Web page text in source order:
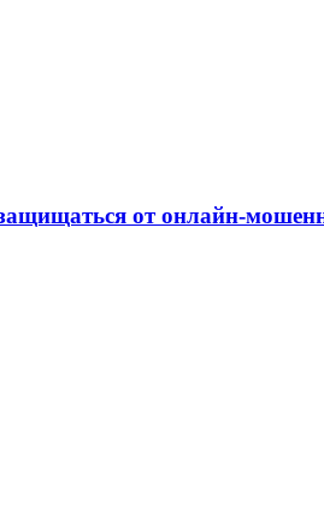
от онлайн-